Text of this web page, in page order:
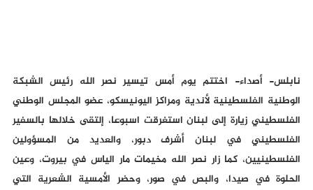
نابلس- أصداء- اختتم يوم أمس تيسير نصر الله رئيس الشبكة
الوطنية الفلسطينية لأندية ومراكز اليونيسكو، عضو المجلس الوطني
الفلسطيني زيارة إلى لبنان استغرقت اسبوعا، إلتقى خلالها بالسفير
الفلسطيني في لبنان أشرف دبور، والعديد من المسؤولين
الفلسطينيين، كما زار نصر الله مخيمات مار الياس في بيروت، وعين
الحلوة في صيدا، والبص في صور، وحضر الأمسية الشعرية التي